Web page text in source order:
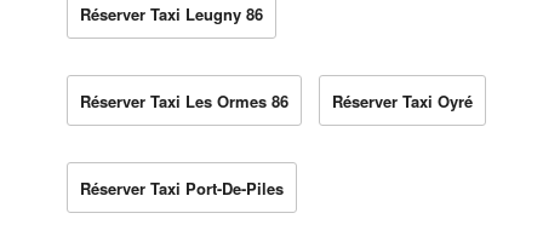
Réserver Taxi Leugny 86
Réserver Taxi Les Ormes 86 Réserver Taxi Oyré
Réserver Taxi Port-De-Piles